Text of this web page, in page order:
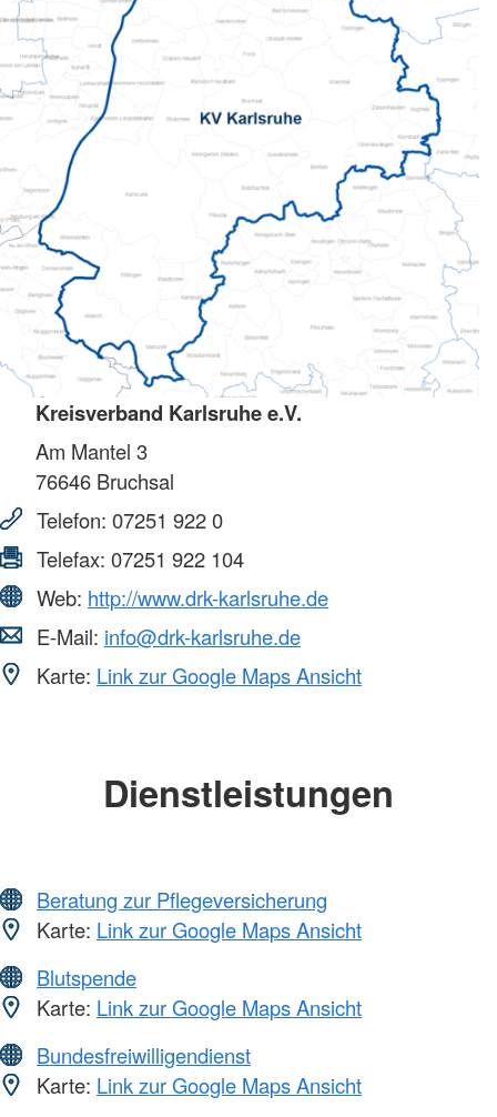
Kreisverband Karlsruhe e.V.
Am Mantel 3
76646 Bruchsal
Telefon: 07251 922 0
Telefax: 07251 922 104
Web: http://www.drk-karlsruhe.de
E-Mail: info@drk-karlsruhe.de
Karte: Link zur Google Maps Ansicht
Dienstleistungen
Beratung zur Pflegeversicherung
Karte: Link zur Google Maps Ansicht
Blutspende
Karte: Link zur Google Maps Ansicht
Bundesfreiwilligendienst
Karte: Link zur Google Maps Ansicht